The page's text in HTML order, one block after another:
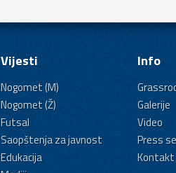
Vijesti
Nogomet (M)
Nogomet (Ž)
Futsal
Saopštenja za javnost
Edukacija
Info
Galerije
Video
Press
Kontakt